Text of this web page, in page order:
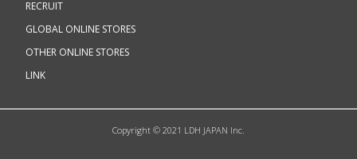
RECRUIT
GLOBAL ONLINE STORES
OTHER ONLINE STORES
LINK
Copyright © 2021 LDH JAPAN Inc.